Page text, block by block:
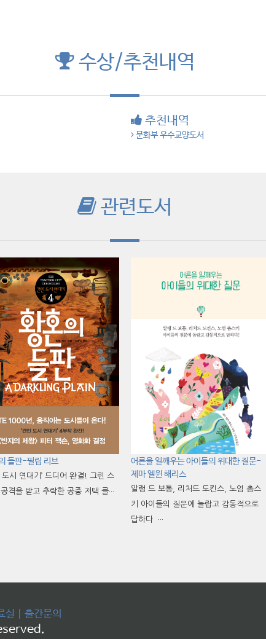
수상/추천내역
추천내역
문화부 우수교양도서
관련도서
들판-필립 리브
도시 연대기’ 드디어 완결! 그린 스
격을 받고 추락한 공중 저택 클···
어른을 일깨우는 아이들의 위대한 질문-
제마 엘윈 해리스
알랭 드 보통, 리처드 도킨스, 노엄 촘스
키 아이들의 질문에 놀랍고 감동적으로
답하다 ···
실 출간문의